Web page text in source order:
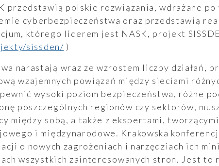
przedstawią polskie rozwiązania, wdrażane
cyberbezpieczeństwa oraz przedstawią
którego liderem jest NASK, projekt
sissden/ )
narastają wraz ze wzrostem liczby działań,
wzajemnych powiązań między sieciami
wysoki poziom bezpieczeństwa, różne
poszczególnych regionów czy sektorów,
między sobą, a także z ekspertami, tworzącymi
i międzynarodowe. Krakowska
o nowych zagrożeniach i narzędziach ich
wszystkich zainteresowanych stron. Jest to